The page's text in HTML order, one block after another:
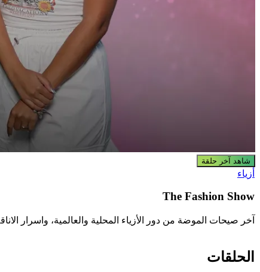
شاهد آخر حلقة
أزياء
The Fashion Show
آخر صيحات الموضة من دور الأزياء المحلية والعالمية، واسرار
الحلقات